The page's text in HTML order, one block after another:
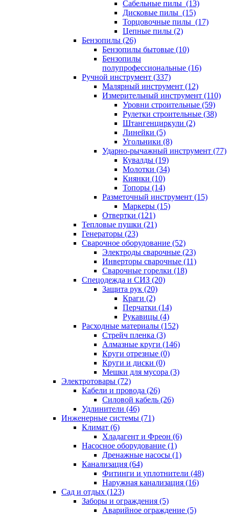
Сабельные пилы (13)
Дисковые пилы (15)
Торцовочные пилы (17)
Цепные пилы (2)
Бензопилы (26)
Бензопилы бытовые (10)
Бензопилы
полупрофессиональные (16)
Ручной инструмент (337)
Малярный инструмент (12)
Измерительный инструмент (110)
Уровни строительные (59)
Рулетки строительные (38)
Штангенциркули (2)
Линейки (5)
Угольники (8)
Ударно-рычажный инструмент (77)
Кувалды (19)
Молотки (34)
Киянки (10)
Топоры (14)
Разметочный инструмент (15)
Маркеры (15)
Отвертки (121)
Тепловые пушки (21)
Генераторы (23)
Сварочное оборудование (52)
Электроды сварочные (23)
Инверторы сварочные (11)
Сварочные горелки (18)
Спецодежда и СИЗ (20)
Защита рук (20)
Краги (2)
Перчатки (14)
Рукавицы (4)
Расходные материалы (152)
Стрейч пленка (3)
Алмазные круги (146)
Круги отрезные (0)
Круги и диски (0)
Мешки для мусора (3)
Электротовары (72)
Кабели и провода (26)
Силовой кабель (26)
Удлинители (46)
Инженерные системы (71)
Климат (6)
Хладагент и Фреон (6)
Насосное оборудование (1)
Дренажные насосы (1)
Канализация (64)
Фитинги и уплотнители (48)
Наружная канализация (16)
Сад и отдых (123)
Заборы и ограждения (5)
Аварийное ограждение (5)